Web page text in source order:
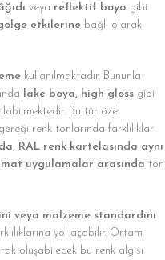
veya reflektif boya gibi
gölge etkilerine bağlı olarak
kullanılmaktadır. Bununla
lake boya, high gloss gibi
Bu tür özel
renk tonlarında farklılıklar
, RAL renk kartelasında aynı
uygulamalar arasında ton
veya malzeme standardını
yol açabilir. Ortam
oluşabilecek bu renk algısı